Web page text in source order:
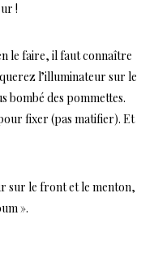
!
le faire, il faut connaître
l’illuminateur sur le
bombé des pommettes.
fixer (pas matifier). Et
sur le front et le menton,
».